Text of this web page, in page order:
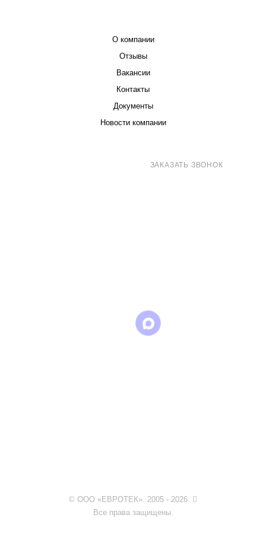
О компании
Отзывы
Вакансии
Контакты
Документы
Новости компании
ЗАКАЗАТЬ ЗВОНОК
© ООО «ЕВРОТЕК». 2005 - 2026.
Все права защищены.